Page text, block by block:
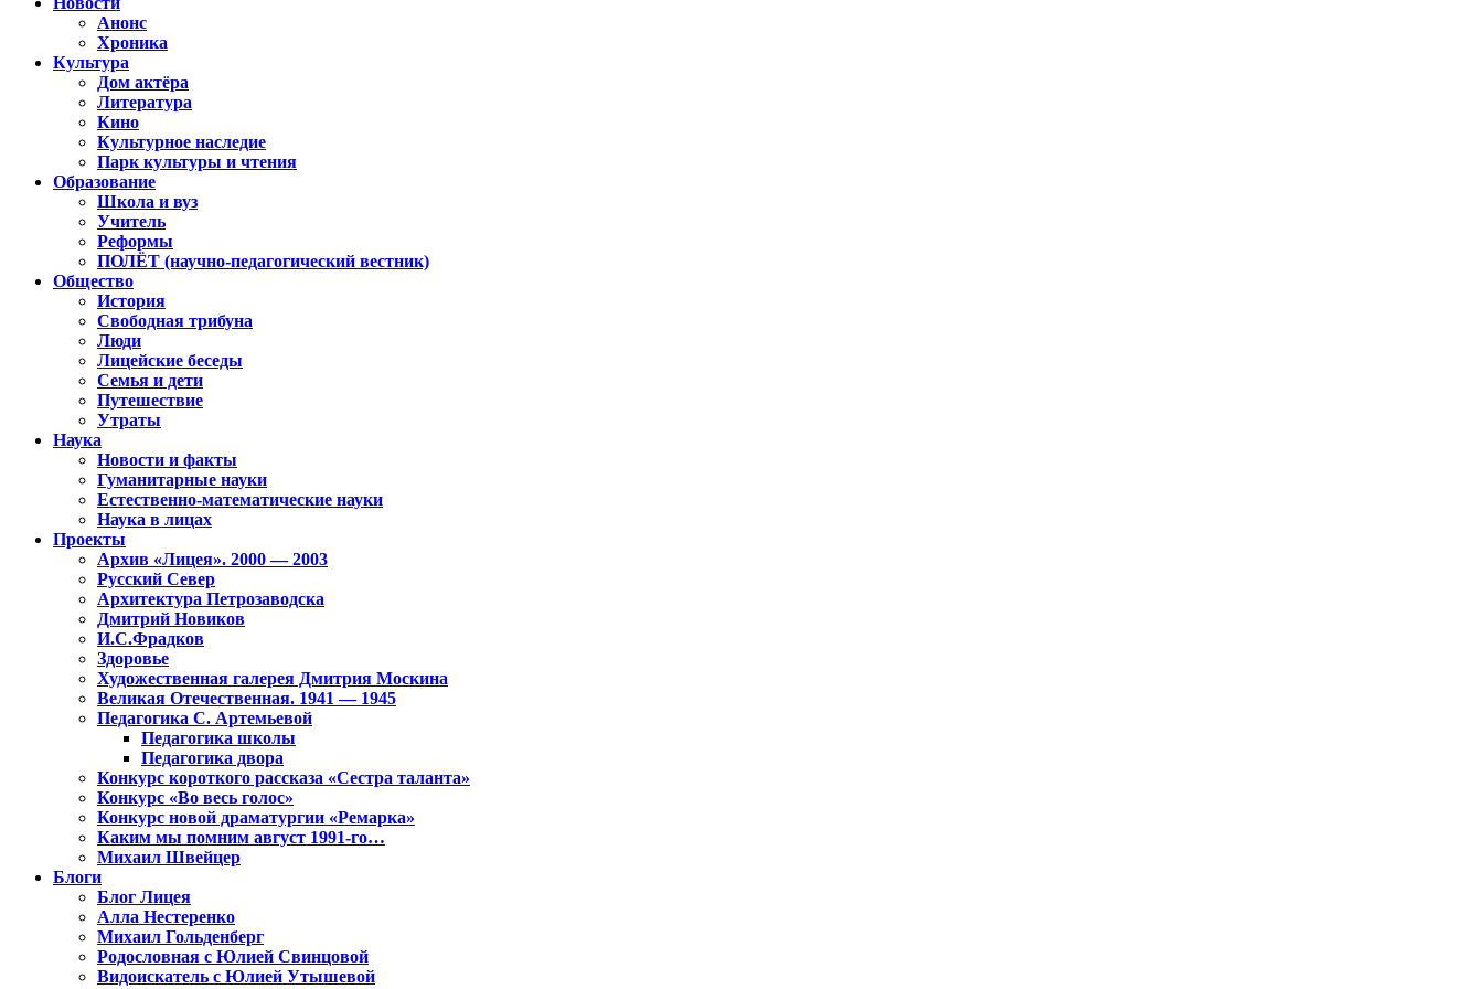
Анонс
Хроника
Культура
Дом актёра
Литература
Кино
Культурное наследие
Парк культуры и чтения
Образование
Школа и вуз
Учитель
Реформы
ПОЛЁТ (научно-педагогический вестник)
Общество
История
Свободная трибуна
Люди
Лицейские беседы
Семья и дети
Путешествие
Утраты
Наука
Новости и факты
Гуманитарные науки
Естественно-математические науки
Наука в лицах
Проекты
Архив «Лицея». 2000 — 2003
Русский Север
Архитектура Петрозаводска
Дмитрий Новиков
И.С.Фрадков
Здоровье
Художественная галерея Дмитрия Москина
Великая Отечественная. 1941 — 1945
Педагогика С. Артемьевой
Педагогика школы
Педагогика двора
Конкурс короткого рассказа «Сестра таланта»
Конкурс «Во весь голос»
Конкурс новой драматургии «Ремарка»
Каким мы помним август 1991-го…
Михаил Швейцер
Блоги
Блог Лицея
Алла Нестеренко
Михаил Гольденберг
Родословная с Юлией Свинцовой
Видоискатель с Юлией Утышевой